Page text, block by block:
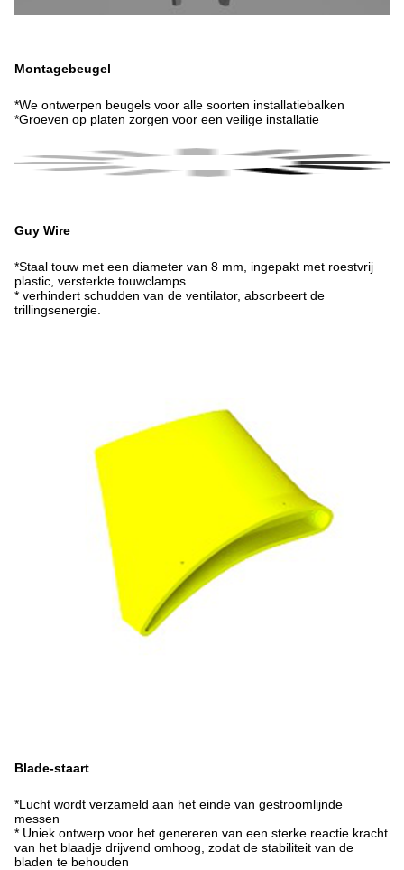
Montagebeugel
*We ontwerpen beugels voor alle soorten installatiebalken
*Groeven op platen zorgen voor een veilige installatie
Guy Wire
*Staal touw met een diameter van 8 mm, ingepakt met roestvrij
plastic, versterkte touwclamps
* verhindert schudden van de ventilator, absorbeert de
trillingsenergie.
Blade-staart
*Lucht wordt verzameld aan het einde van gestroomlijnde
messen
* Uniek ontwerp voor het genereren van een sterke reactie kracht
van het blaadje drijvend omhoog, zodat de stabiliteit van de
bladen te behouden